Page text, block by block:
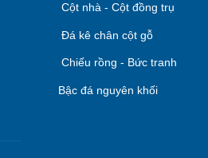
Cột nhà - Cột đồng trụ
Đá kê chân cột gỗ
Chiếu rồng - Bức tranh
Bậc đá nguyên khối